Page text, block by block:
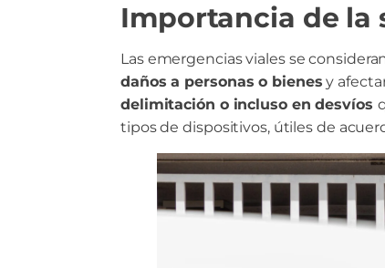
Importancia de la
Las emergencias viales se
daños a personas o bienes y
delimitación o incluso en desvíos
tipos de dispositivos, útiles de